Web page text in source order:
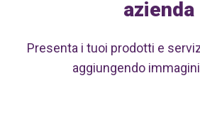
azienda
Presenta i tuoi prodotti e
aggiungendo